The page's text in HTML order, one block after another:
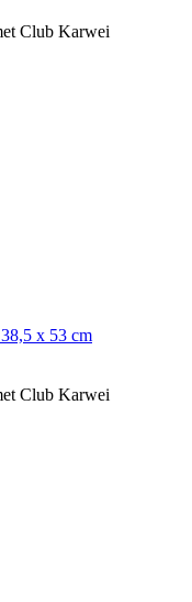
Club Karwei
x 53 cm
Club Karwei